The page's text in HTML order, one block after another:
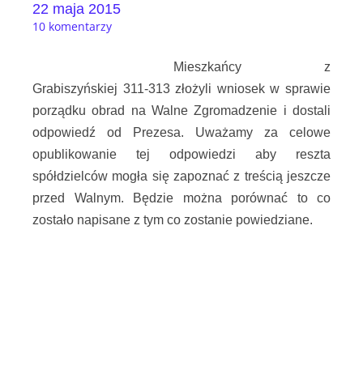
10 komentarzy
Mieszkańcy z
Grabiszyńskiej 311-313 złożyli wniosek w sprawie
porządku obrad na Walne Zgromadzenie i dostali
odpowiedź od Prezesa. Uważamy za celowe
opublikowanie tej odpowiedzi aby reszta
spółdzielców mogła się zapoznać z treścią jeszcze
przed Walnym. Będzie można porównać to co
zostało napisane z tym co zostanie powiedziane.
22 maja 2015